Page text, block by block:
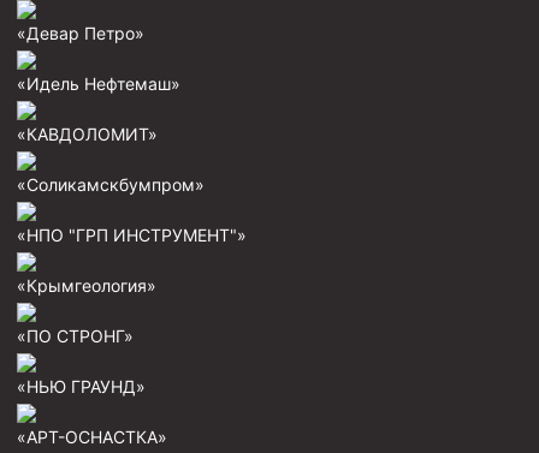
«Девар Петро»
«Идель Нефтемаш»
«КАВДОЛОМИТ»
«Соликамскбумпром»
«НПО "ГРП ИНСТРУМЕНТ"»
«Крымгеология»
«ПО СТРОНГ»
«НЬЮ ГРАУНД»
«АРТ-ОСНАСТКА»